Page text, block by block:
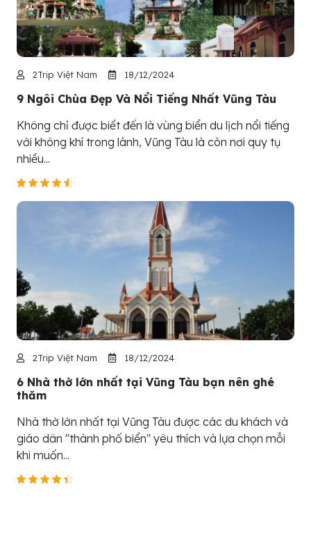
2Trip Việt Nam 18/12/2024
9 Ngôi Chùa Đẹp Và Nổi Tiếng Nhất Vũng Tàu
Không chỉ được biết đến là vùng biển du lịch nổi tiếng
với không khí trong lành, Vũng Tàu là còn nơi quy tụ
nhiều...
2Trip Việt Nam 18/12/2024
6 Nhà thờ lớn nhất tại Vũng Tàu bạn nên ghé
thăm
Nhà thờ lớn nhất tại Vũng Tàu được các du khách và
giáo dân "thành phố biển" yêu thích và lựa chọn mỗi
khi muốn...